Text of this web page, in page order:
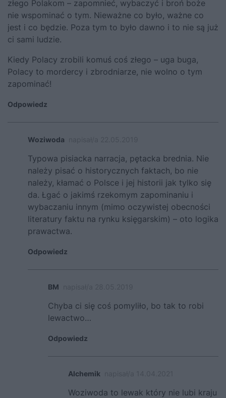
złego Polakom – zapomnieć, wybaczyć i broń boże
nie wspominać o tym. Nieważne co było, ważne co
jest i co będzie. Poza tym to było dawno i to nie są już
ci sami ludzie.
Kiedy Polacy zrobili komuś coś złego – uga buga,
Polacy to mordercy i zbrodniarze, nie wolno o tym
zapominać!
Odpowiedz
Woziwoda
Typowa pisiacka narracja, pętacka brednia. Nie
należy pisać o historycznych faktach, bo nie
należy, kłamać o Polsce i jej historii jak tylko się
da. Łgać o jakimś rzekomym zapominaniu i
wybaczaniu innym (mimo oczywistej obecności
literatury faktu na rynku księgarskim) – oto logika
prawactwa.
Odpowiedz
BM
Chyba ci się coś pomyliło, bo tak to robi
lewactwo…
Odpowiedz
Alchemik
Woziwoda to lewak który nie lubi kraju